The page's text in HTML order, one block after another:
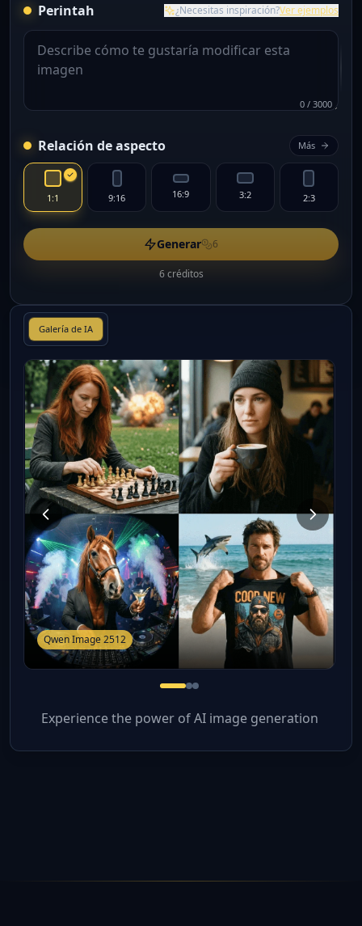
Perintah ¿Necesitas inspiración?Ver ejemplos
0 / 3000
Relación de aspecto Más
1:1 9:16 16:9 3:2 2:3
Generar 6
6 créditos
Galería de IA
Qwen Image 2512
Experience the power of AI image generation